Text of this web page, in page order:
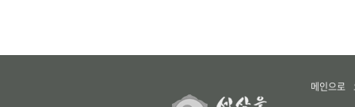
메인으로